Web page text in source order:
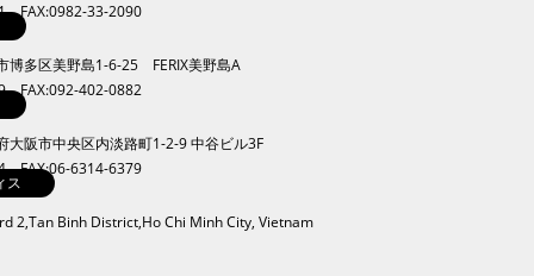
FAX:0982-33-2090
博多区美野島1-6-25 FERIX美野島A
FAX:092-402-0882
大阪市中央区内淡路町1-2-9 中谷ビル3F
FAX:06-6314-6379
ス
2,Tan Binh District,Ho Chi Minh City, Vietnam